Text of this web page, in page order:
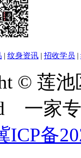
| 纹身资讯 | 招收学员 |
© 莲
一家
ICP备